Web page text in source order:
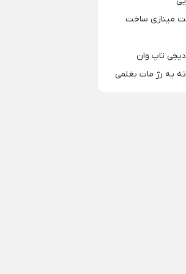
مینازی ساخت
تاپ وان
یه رژ مات بغلمی